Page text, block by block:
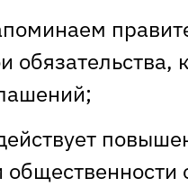
обязательства,